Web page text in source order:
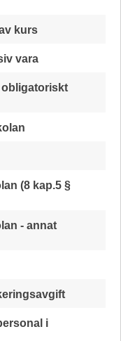
kurs
vara
(8 kap.5 §
- annat
i